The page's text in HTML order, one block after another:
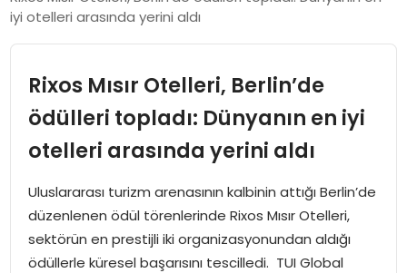
EKONOMI
SPOR
TEKNOLOJI
SAĞLIK
iyi otelleri arasında yerini aldı
Rixos Mısır Otelleri, Berlin’de
ödülleri topladı: Dünyanın en iyi
otelleri arasında yerini aldı
Uluslararası turizm arenasının kalbinin attığı Berlin’de
düzenlenen ödül törenlerinde Rixos Mısır Otelleri,
sektörün en prestijli iki organizasyonundan aldığı
ödüllerle küresel başarısını tescilledi. TUI Global